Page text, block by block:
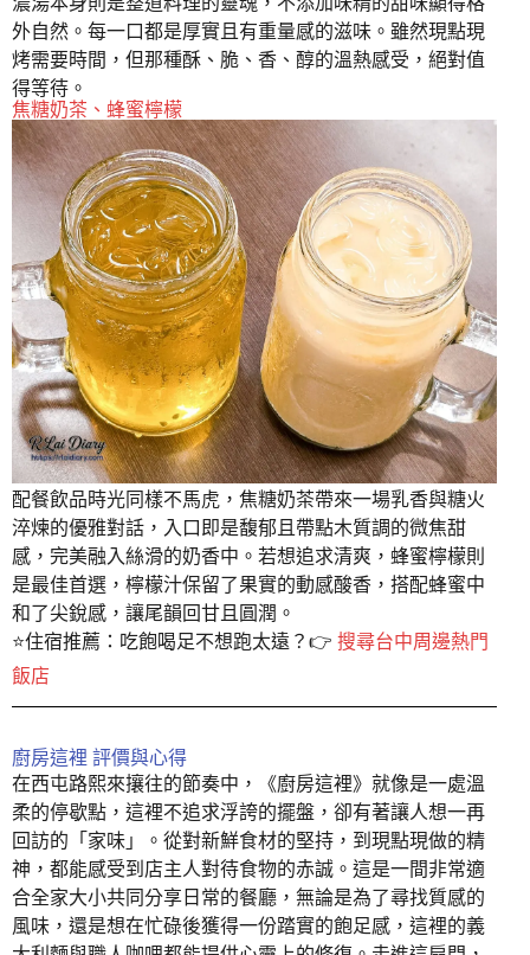
外自然。每一口都是厚實且有重量感的滋味。雖然現點現
烤需要時間，但那種酥、脆、香、醇的溫熱感受，絕對值
得等待。
焦糖奶茶、蜂蜜檸檬
配餐飲品時光同樣不馬虎，焦糖奶茶帶來一場乳香與糖火
淬煉的優雅對話，入口即是馥郁且帶點木質調的微焦甜
感，完美融入絲滑的奶香中。若想追求清爽，蜂蜜檸檬則
是最佳首選，檸檬汁保留了果實的動感酸香，搭配蜂蜜中
和了尖銳感，讓尾韻回甘且圓潤。
⭐️住宿推薦：吃飽喝足不想跑太遠？👉 搜尋台中周邊熱門
飯店
廚房這裡 評價與心得
在西屯路熙來攘往的節奏中，《廚房這裡》就像是一處溫
柔的停歇點，這裡不追求浮誇的擺盤，卻有著讓人想一再
回訪的「家味」。從對新鮮食材的堅持，到現點現做的精
神，都能感受到店主人對待食物的赤誠。這是一間非常適
合全家大小共同分享日常的餐廳，無論是為了尋找質感的
風味，還是想在忙碌後獲得一份踏實的飽足感，這裡的義